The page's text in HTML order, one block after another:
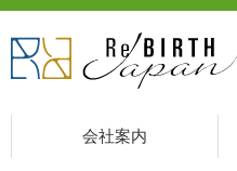
会社案内